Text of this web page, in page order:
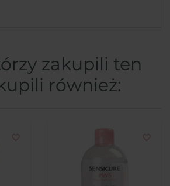
zakupili ten
również:
favorite_border favorite_border